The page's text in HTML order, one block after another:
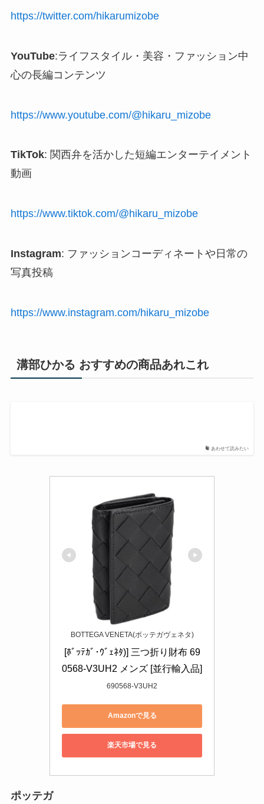
https://twitter.com/hikarumizobe
YouTube:ライフスタイル・美容・ファッション中
心の長編コンテンツ
https://www.youtube.com/@hikaru_mizobe
TikTok: 関西弁を活かした短編エンターテイメント
動画
https://www.tiktok.com/@hikaru_mizobe
Instagram: ファッションコーディネートや日常の
写真投稿
https://www.instagram.com/hikaru_mizobe
溝部ひかる おすすめの商品あれこれ
あわせて読みたい
BOTTEGA VENETA(ボッテガヴェネタ)
[ﾎﾞｯﾃｶﾞ･ｳﾞｪﾈﾀ)] 三つ折り財布 69
0568-V3UH2 メンズ [並行輸入品]
690568-V3UH2
Amazonで見る
楽天市場で見る
ポッテガ